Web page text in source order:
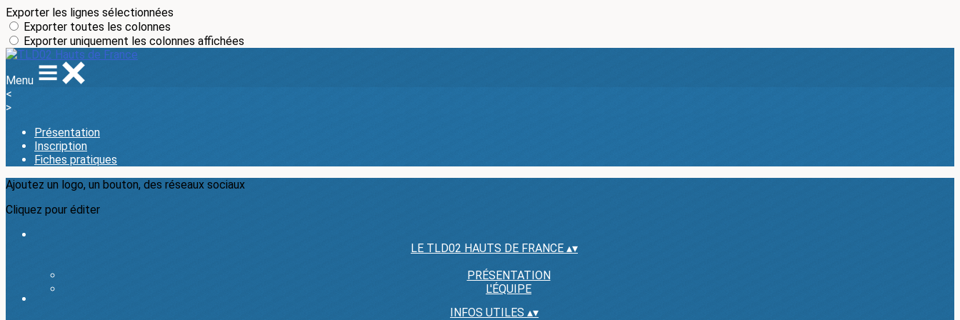
Exporter les lignes sélectionnées
Exporter toutes les colonnes
Exporter uniquement les colonnes affichées
Menu
<
>
Présentation
Inscription
Fiches pratiques
Ajoutez un logo, un bouton, des réseaux sociaux
Cliquez pour éditer
LE TLD02 HAUTS DE FRANCE ▴▾
PRÉSENTATION
L'ÉQUIPE
INFOS UTILES ▴▾